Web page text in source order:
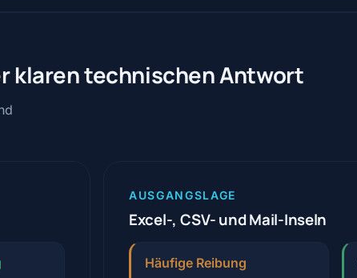
klaren technischen Antwort
AUSGANGSLAGE
Excel-, CSV- und Mail-Inseln
Häufige Reibung